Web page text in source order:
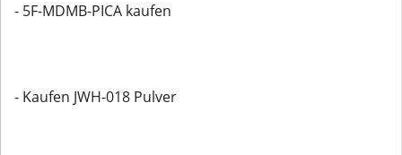
- 5F-MDMB-PICA kaufen
- Kaufen JWH-018 Pulver